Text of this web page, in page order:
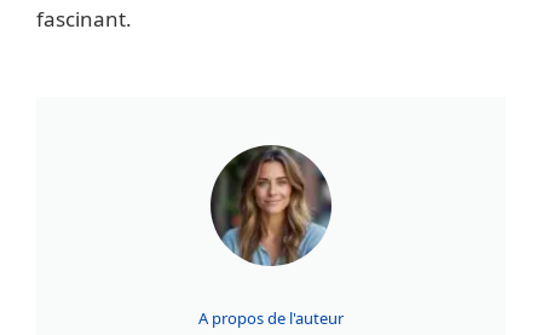
fascinant.
A propos de l'auteur